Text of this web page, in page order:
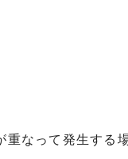
なって発生する